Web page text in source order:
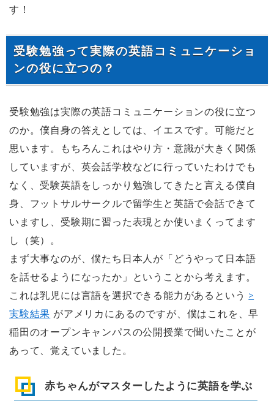
す！
受験勉強って実際の英語コミュニケーショ
ンの役に立つの？
受験勉強は実際の英語コミュニケーションの役に立つ
のか。僕自身の答えとしては、イエスです。可能だと
思います。もちろんこれはやり方・意識が大きく関係
していますが、英会話学校などに行っていたわけでも
なく、受験英語をしっかり勉強してきたと言える僕自
身、フットサルサークルで留学生と英語で会話できて
いますし、受験期に習った表現とか使いまくってます
し（笑）。
まず大事なのが、僕たち日本人が「どうやって日本語
を話せるようになったか」ということから考えます。
これは乳児には言語を選択できる能力があるという >
実験結果 がアメリカにあるのですが、僕はこれを、早
稲田のオープンキャンパスの公開授業で聞いたことが
あって、覚えていました。
赤ちゃんがマスターしたように英語を学ぶ